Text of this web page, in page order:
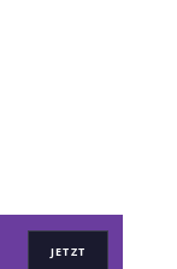
JETZT